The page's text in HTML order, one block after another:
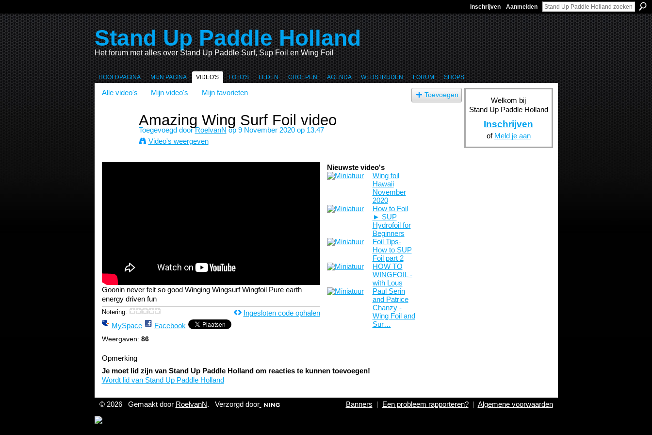
Inschrijven Aanmelden
Stand Up Paddle Holland
Het forum met alles over Stand Up Paddle Surf, Sup Foil en Wing Foil
HOOFDPAGINA MIJN PAGINA VIDEO'S FOTO'S LEDEN GROEPEN AGENDA WEDSTRIJDEN FORUM SHOPS
Alle video's Mijn video's Mijn favorieten Toevoegen
Amazing Wing Surf Foil video
Toegevoegd doorRoelvanN op 9 November 2020 op 13.47
Video's weergeven
Goonin never felt so good Winging Wingsurf Wingfoil Pure earth
energy driven fun
Notering:
MySpace Facebook
Weergaven: 86
Ingesloten code ophalen
Nieuwste video's
Wing foil
Hawaii
November
2020
How to Foil
► SUP
Hydrofoil for
Beginners
Foil Tips-
How to SUP
Foil part 2
HOW TO
WINGFOIL -
with Lous
Paul Serin
and Patrice
Chanzy -
Wing Foil and
Sur…
Opmerking
Je moet lid zijn van Stand Up Paddle Holland om reacties te kunnen toevoegen!
Wordt lid van Stand Up Paddle Holland
Welkom bij
Stand Up Paddle Holland
Inschrijven
of Meld je aan
© 2026 Gemaakt door RoelvanN. Verzorgd door Banners Een probleem rapporteren?| Algemene voorwaarden